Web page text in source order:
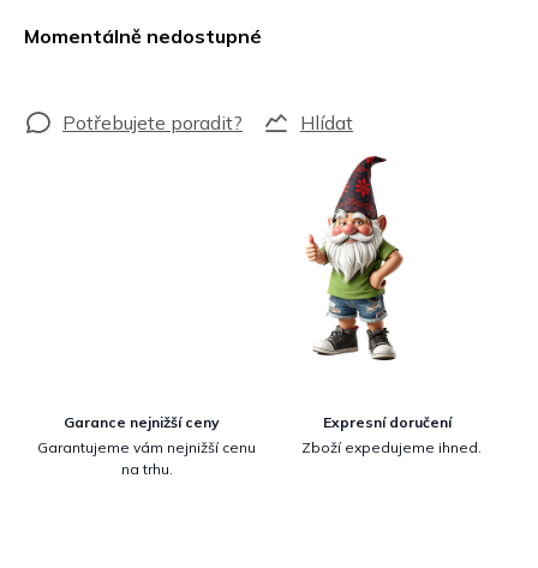
Momentálně nedostupné
Hlídat
Garance nejnižší ceny
Garantujeme vám nejnižší cenu
na trhu.
Expresní doručení
Zboží expedujeme ihned.